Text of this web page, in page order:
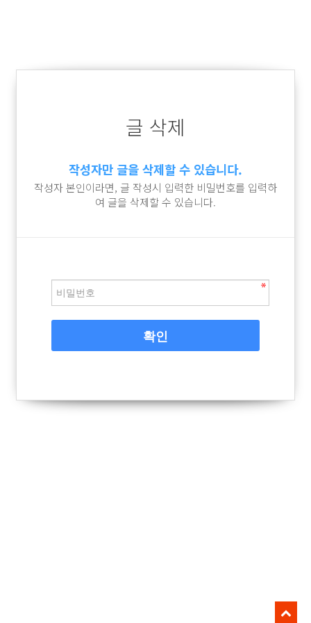
글 삭제
작성자만 글을 삭제할 수 있습니다.
작성자 본인이라면, 글 작성시 입력한 비밀번호를 입력하
여 글을 삭제할 수 있습니다.